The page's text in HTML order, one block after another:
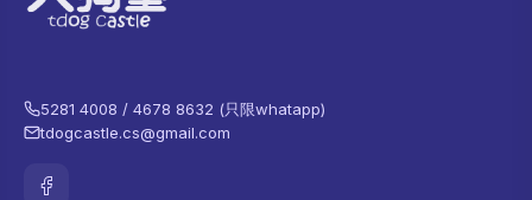
5281 4008 / 4678 8632 (只限whatapp)
tdogcastle.cs@gmail.com